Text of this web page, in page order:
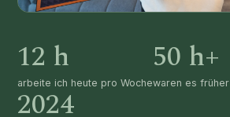
12 h
arbeite ich heute pro Woche
50 h+
waren es früher
2024